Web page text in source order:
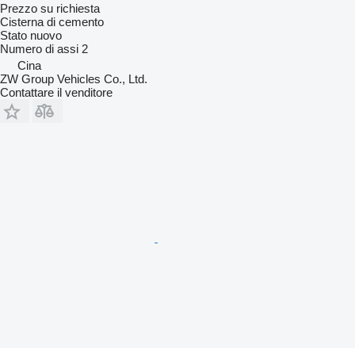
Prezzo su richiesta
Cisterna di cemento
Stato nuovo
Numero di assi 2
Cina
ZW Group Vehicles Co., Ltd.
Contattare il venditore